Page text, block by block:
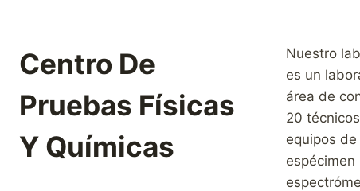
Centro De
Pruebas Físicas
Y Químicas
Nuestro
es un
área de
20
equipos